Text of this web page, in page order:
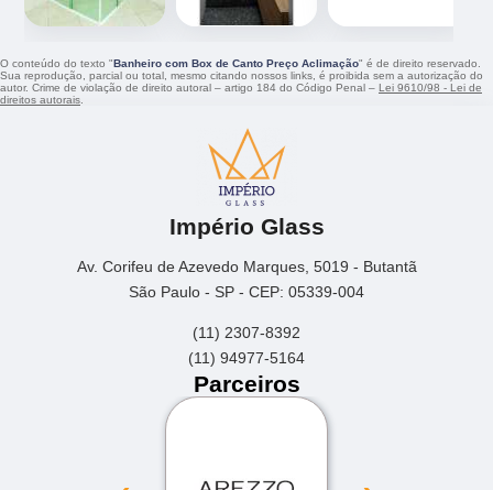
O conteúdo do texto "Banheiro com Box de Canto Preço Aclimação" é de direito reservado.
Sua reprodução, parcial ou total, mesmo citando nossos links, é proibida sem a autorização do
autor. Crime de violação de direito autoral – artigo 184 do Código Penal – Lei 9610/98 - Lei de
direitos autorais
Império Glass
Av. Corifeu de Azevedo Marques, 5019 - Butantã
São Paulo - SP - CEP: 05339-004
(11) 2307-8392
(11) 94977-5164
Parceiros